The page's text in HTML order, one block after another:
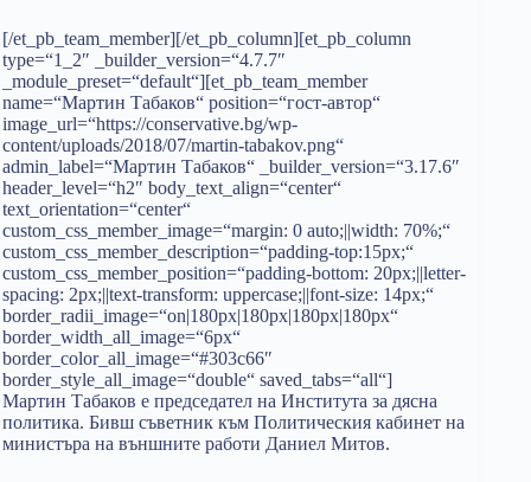
[/et_pb_team_member][/et_pb_column][et_pb_column
type=“1_2″ _builder_version=“4.7.7″
_module_preset=“default“][et_pb_team_member
name=“Мартин Табаков“ position=“гост-автор“
image_url=“https://conservative.bg/wp-
content/uploads/2018/07/martin-tabakov.png“
admin_label=“Мартин Табаков“ _builder_version=“3.17.6″
header_level=“h2″ body_text_align=“center“
text_orientation=“center“
custom_css_member_image=“margin: 0 auto;||width: 70%;“
custom_css_member_description=“padding-top:15px;“
custom_css_member_position=“padding-bottom: 20px;||letter-
spacing: 2px;||text-transform: uppercase;||font-size: 14px;“
border_radii_image=“on|180px|180px|180px|180px“
border_width_all_image=“6px“
border_color_all_image=“#303c66″
border_style_all_image=“double“ saved_tabs=“all“]
Мартин Табаков е председател на Института за дясна
политика. Бивш съветник към Политическия кабинет на
министъра на външните работи Даниел Митов.